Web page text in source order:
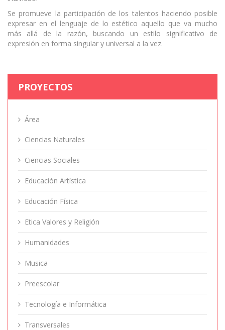
Se promueve la participación de los talentos haciendo posible
expresar en el lenguaje de lo estético aquello que va mucho
más allá de la razón, buscando un estilo significativo de
expresión en forma singular y universal a la vez.
PROYECTOS
Área
Ciencias Naturales
Ciencias Sociales
Educación Artística
Educación Física
Etica Valores y Religión
Humanidades
Musica
Preescolar
Tecnología e Informática
Transversales